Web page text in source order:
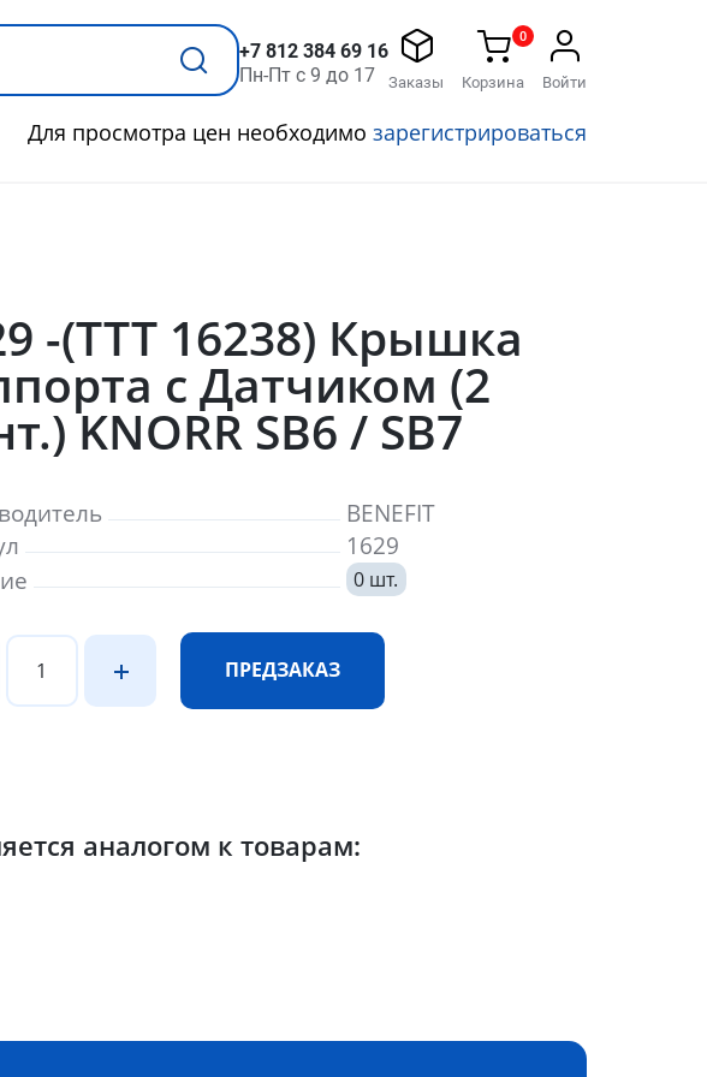
+7 812 384 69 16
Пн-Пт с 9 до 17
Заказы
0
Корзина Войти
Для просмотра цен необходимо зарегистрироваться
-(ТТТ 16238) Крышка
с Датчиком (2
KNORR SB6 / SB7
BENEFIT
1629
0 шт.
ПРЕДЗАКАЗ
аналогом к товарам: